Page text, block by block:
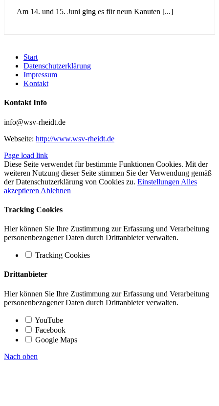
Am 14. und 15. Juni ging es für neun Kanuten [...]
Start
Datenschutzerklärung
Impressum
Kontakt
Kontakt Info
info@wsv-rheidt.de
Webseite: http://www.wsv-rheidt.de
Page load link
Diese Seite verwendet für bestimmte Funktionen Cookies. Mit der
weiteren Nutzung dieser Seite stimmen Sie der Verwendung gemäß
der Datenschutzerklärung von Cookies zu. Einstellungen Alles
akzeptieren Ablehnen
Tracking Cookies
Hier können Sie Ihre Zustimmung zur Erfassung und Verarbeitung
personenbezogener Daten durch Drittanbieter verwalten.
Tracking Cookies
Drittanbieter
Hier können Sie Ihre Zustimmung zur Erfassung und Verarbeitung
personenbezogener Daten durch Drittanbieter verwalten.
YouTube
Facebook
Google Maps
Nach oben